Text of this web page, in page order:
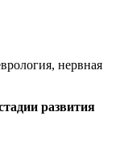
развития